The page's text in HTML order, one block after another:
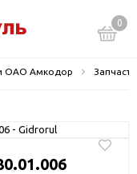
0
ОАО Амкодор